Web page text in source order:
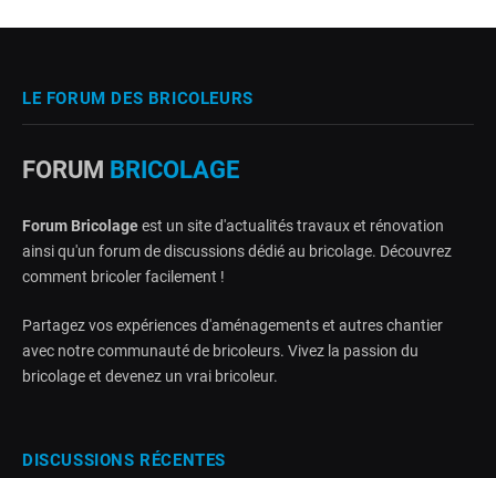
LE FORUM DES BRICOLEURS
FORUM BRICOLAGE
Forum Bricolageest un site d'actualités travaux et rénovation
ainsi qu'un forum de discussions dédié au bricolage. Découvrez
comment bricoler facilement !
Partagez vos expériences d'aménagements et autres chantier
avec notre communauté de bricoleurs. Vivez la passion du
bricolage et devenez un vrai bricoleur.
DISCUSSIONS RÉCENTES